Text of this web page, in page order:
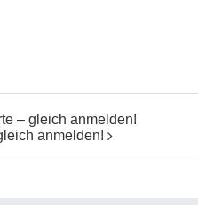
– gleich anmelden!
anmelden!